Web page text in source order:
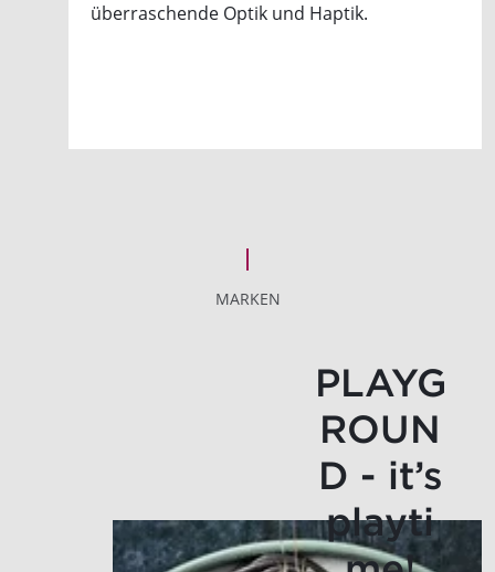
überraschende Optik und Haptik.
MARKEN
PLAYG
ROUN
D - it’s
playti